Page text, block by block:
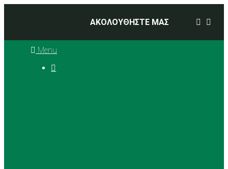
ΑΚΟΛΟΥΘΗΣΤΕ ΜΑΣ
Menu
